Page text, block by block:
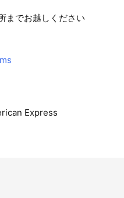
までお越しください
Express